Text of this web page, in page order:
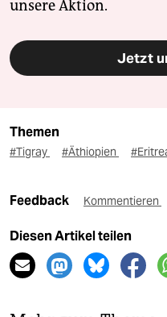
unsere Aktion.
Jetzt
Themen
#Tigray #Äthiopien
Feedback Kommentieren
Diesen Artikel teilen